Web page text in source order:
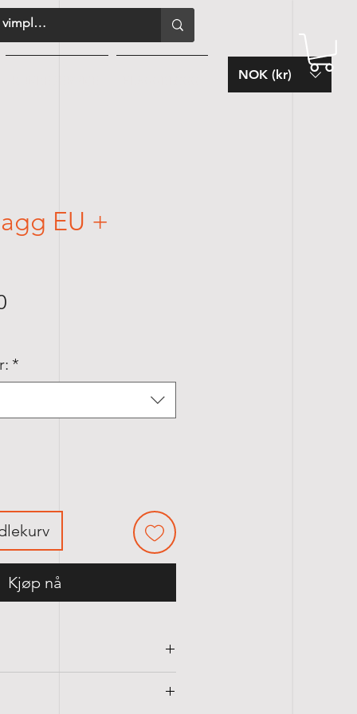
NOK (kr)
EU +
*
Kjøp nå